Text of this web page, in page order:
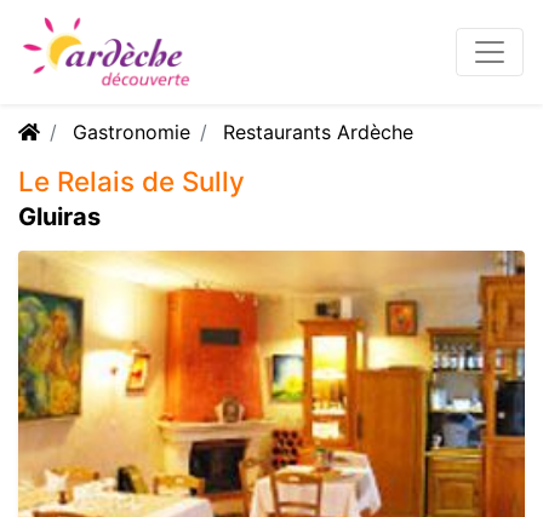
Gastronomie Restaurants Ardèche
Le Relais de Sully
Gluiras